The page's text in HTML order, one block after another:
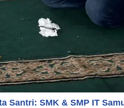
Santri: SMK & SMP IT